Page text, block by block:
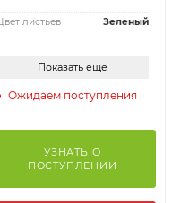
листьев Зеленый
Показать еще
Ожидаем поступления
УЗНАТЬ О
ПОСТУПЛЕНИИ